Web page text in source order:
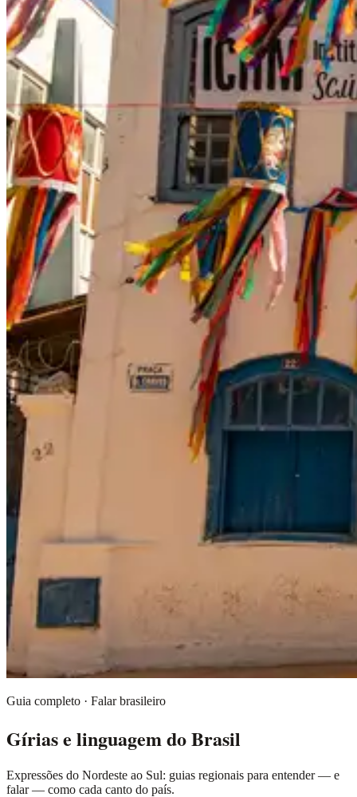
Guia completo · Falar brasileiro
Gírias e linguagem do Brasil
Expressões do Nordeste ao Sul: guias regionais para entender — e
falar — como cada canto do país.